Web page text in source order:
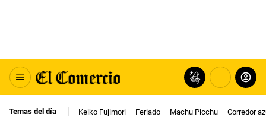
Temas del día Keiko Fujimori Feriado Machu Picchu Corredor